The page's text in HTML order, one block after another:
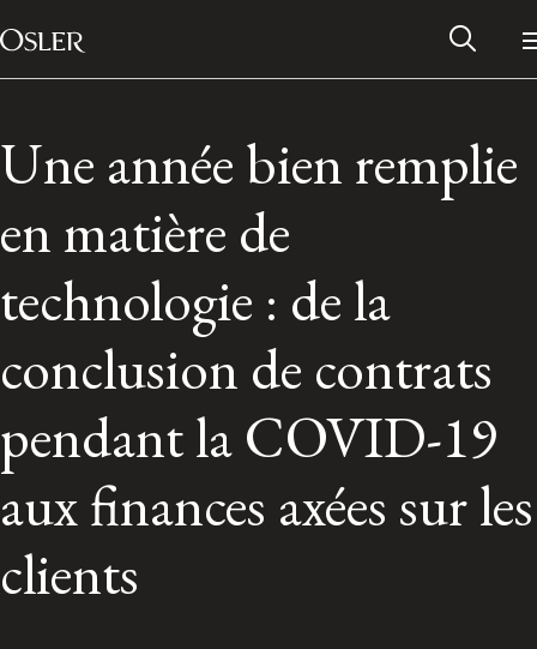
Passer au contenu
Main Navigation
Réseau des anciens d’Osler
Contactez-nous
Une année bien remplie
en matière de
technologie : de la
conclusion de contrats
pendant la COVID-19
aux finances axées sur les
clients